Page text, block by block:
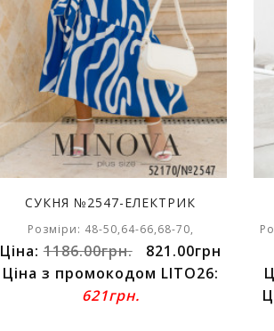
СУКНЯ №2547-ЕЛЕКТРИК
Розміри: 48-50,64-66,68-70,
Ціна:1186.00грн.
821.00грн
Ціна з промокодом LITO26:
621грн.